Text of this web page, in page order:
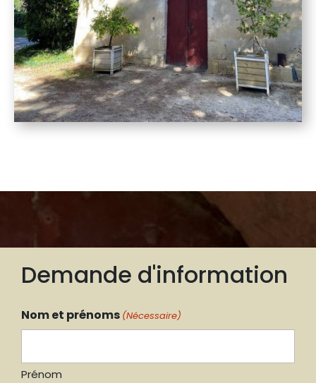
Demande d'information
Nom et prénoms (Nécessaire)
Prénom